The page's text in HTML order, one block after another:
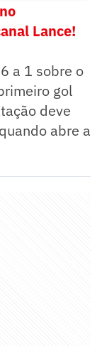
Lance!
a 1 sobre o
gol
deve
abre a